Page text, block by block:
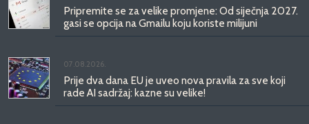
Pripremite se za velike promjene: Od siječnja 2027.
gasi se opcija na Gmailu koju koriste milijuni
07.08.2026.
Prije dva dana EU je uveo nova pravila za sve koji
rade AI sadržaj: kazne su velike!